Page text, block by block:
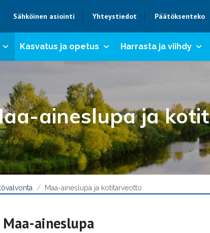
Sähköinen asiointi Yhteystiedot Päätöksenteko
Kasvatus ja opetus Harrasta ja viihdy
aineslupa ja
Maa-aineslupa ja kotitarveotto
Maa-aineslupa